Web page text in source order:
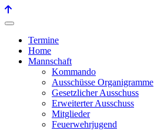
Termine
Home
Mannschaft
Kommando
Ausschüsse Organigramme
Gesetzlicher Ausschuss
Erweiterter Ausschuss
Mitglieder
Feuerwehrjugend